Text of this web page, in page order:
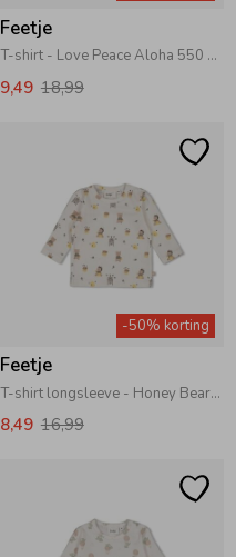
Feetje
T-shirt - Love Peace Aloha 550 Wit
9,49 18,99
-50% korting
Feetje
T-shirt longsleeve - Honey Bear 600 Offwhite
8,49 16,99